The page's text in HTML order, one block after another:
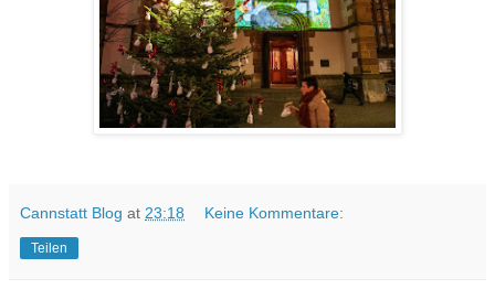
Cannstatt Blog at 23:18 Keine Kommentare:
Teilen